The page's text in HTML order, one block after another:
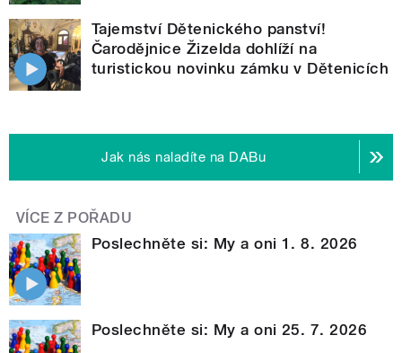
Tajemství Dětenického panství!
Čarodějnice Žizelda dohlíží na
turistickou novinku zámku v Dětenicích
Jak nás naladíte na DABu
VÍCE Z POŘADU
Poslechněte si: My a oni 1. 8. 2026
Poslechněte si: My a oni 25. 7. 2026